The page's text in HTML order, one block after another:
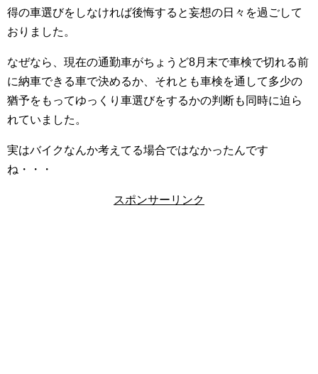
得の車選びをしなければ後悔すると妄想の日々を過ごして
おりました。
なぜなら、現在の通勤車がちょうど8月末で車検で切れる前
に納車できる車で決めるか、それとも車検を通して多少の
猶予をもってゆっくり車選びをするかの判断も同時に迫ら
れていました。
実はバイクなんか考えてる場合ではなかったんです
ね・・・
スポンサーリンク